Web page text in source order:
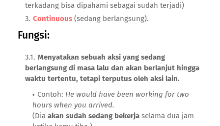
terkadang bisa dipahami sebagai sudah terjadi)
Continuous (sedang berlangsung).
Fungsi:
Menyatakan sebuah aksi yang sedang
berlangsung di masa lalu dan akan berlanjut hingga
waktu tertentu, tetapi terputus oleh aksi lain.
Contoh: He would have been working for two
hours when you arrived.
(Dia akan sudah sedang bekerja selama dua jam